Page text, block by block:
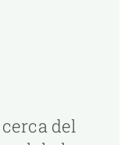
del